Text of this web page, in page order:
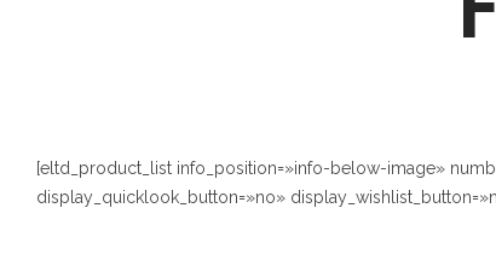
[eltd_product_list info_position=»info-below-image»
display_quicklook_button=»no»